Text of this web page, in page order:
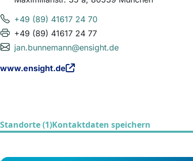
+49 (89) 41617 24 70
+49 (89) 41617 24 77
jan.bunnemann@ensight.de
www.ensight.de
Standorte (1)Kontaktdaten speichern